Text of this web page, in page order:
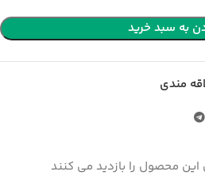
به سبد خرید
مندی
محصول را بازدید می کنند